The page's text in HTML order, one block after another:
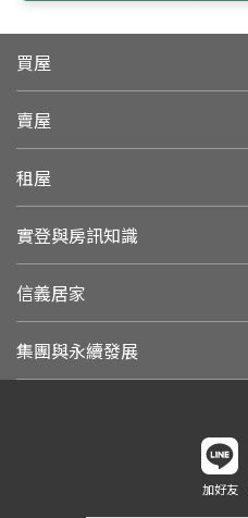
買屋
賣屋
租屋
實登與房訊知識
信義居家
集團與永續發展
加好友